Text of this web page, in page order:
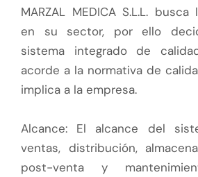
MARZAL MEDICA S.L.L.
en su sector, por ello
sistema integrado de
acorde a la normativa de
implica a la empresa.
Alcance: El alcance del
ventas, distribución,
post-venta y